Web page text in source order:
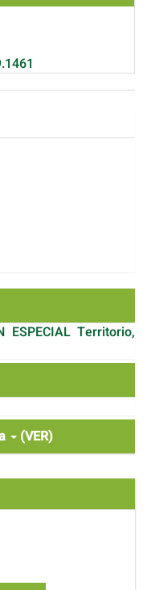
ESPECIAL Territorio,
(VER)